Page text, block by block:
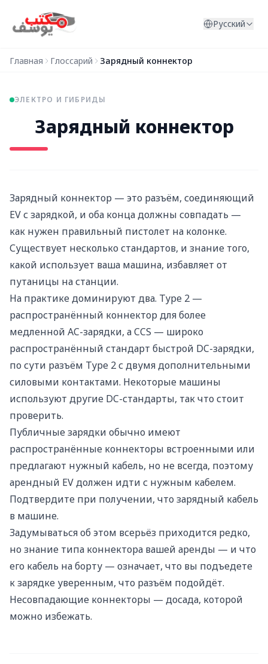
Русский
Главная Глоссарий Зарядный коннектор
ЭЛЕКТРО И ГИБРИДЫ
Зарядный коннектор
Зарядный коннектор — это разъём, соединяющий
EV с зарядкой, и оба конца должны совпадать —
как нужен правильный пистолет на колонке.
Существует несколько стандартов, и знание того,
какой использует ваша машина, избавляет от
путаницы на станции.
На практике доминируют два. Type 2 —
распространённый коннектор для более
медленной AC-зарядки, а CCS — широко
распространённый стандарт быстрой DC-зарядки,
по сути разъём Type 2 с двумя дополнительными
силовыми контактами. Некоторые машины
используют другие DC-стандарты, так что стоит
проверить.
Публичные зарядки обычно имеют
распространённые коннекторы встроенными или
предлагают нужный кабель, но не всегда, поэтому
арендный EV должен идти с нужным кабелем.
Подтвердите при получении, что зарядный кабель
в машине.
Задумываться об этом всерьёз приходится редко,
но знание типа коннектора вашей аренды — и что
его кабель на борту — означает, что вы подъедете
к зарядке уверенным, что разъём подойдёт.
Несовпадающие коннекторы — досада, которой
можно избежать.